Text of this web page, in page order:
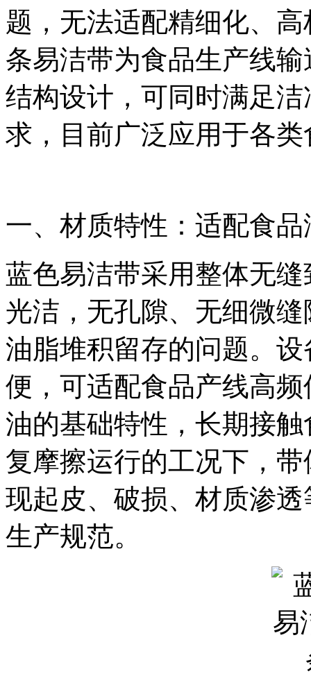
题，无法适配精细化、
条易洁带为食品生产线
结构设计，可同时满足
求，目前广泛应用于各
一、材质特性：适配食
蓝色易洁带采用整体无
光洁，无孔隙、无细微
油脂堆积留存的问题。
便，可适配食品产线高
油的基础特性，长期接
复摩擦运行的工况下，
现起皮、破损、材质渗
生产规范。